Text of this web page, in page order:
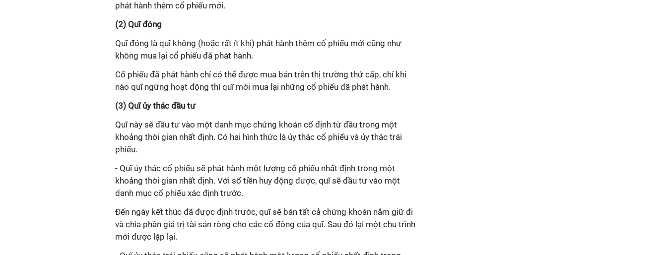
phát hành thêm cổ phiếu mới.
(2) Quĩ đóng
Quĩ đóng là quĩ không (hoặc rất ít khi) phát hành thêm cổ phiếu mới cũng như
không mua lại cổ phiếu đã phát hành.
Cố phiếu đã phát hành chỉ có thể được mua bán trên thị trường thứ cấp, chỉ khi
nào quĩ ngừng hoạt động thì quĩ mới mua lại những cổ phiếu đã phát hành.
(3) Quĩ ủy thác đầu tư
Quĩ này sẽ đầu tư vào một danh mục chứng khoán cố định từ đầu trong một
khoảng thời gian nhất định. Có hai hình thức là ủy thác cổ phiếu và ủy thác trái
phiếu.
- Quĩ ủy thác cổ phiếu sẽ phát hành một lượng cổ phiếu nhất định trong một
khoảng thời gian nhất định. Với số tiền huy động được, quĩ sẽ đầu tư vào một
danh mục cổ phiếu xác định trước.
Đến ngày kết thúc đã được định trước, quĩ sẽ bán tất cả chứng khoán nắm giữ đi
và chia phần giá trị tài sản ròng cho các cổ đông của quĩ. Sau đó lại một chu trình
mới được lặp lại.